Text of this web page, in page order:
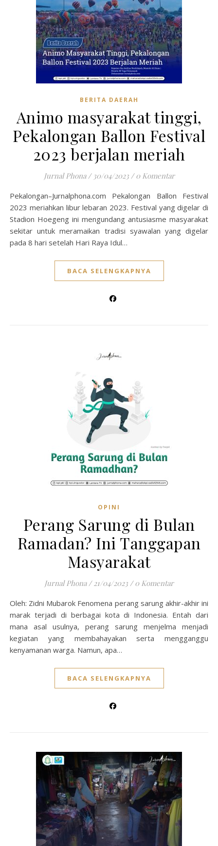
BERITA DAERAH
Animo masyarakat tinggi,
Pekalongan Ballon Festival
2023 berjalan meriah
Jurnal Phona / 30/04/2023 / 0 Komentar
Pekalongan–Jurnalphona.com Pekalongan Ballon Festival
2023 meriahkan libur lebaran 2023. Festival yang digelar di
Stadion Hoegeng ini mengundang antusiasme masyarakat
sekitar untuk meramaikan tradisi syawalan yang digelar
pada 8 hari setelah Hari Raya Idul…
BACA SELENGKAPNYA
OPINI
Perang Sarung di Bulan
Ramadan? Ini Tanggapan
Masyarakat
Jurnal Phona / 21/04/2023 / 0 Komentar
Oleh: Zidni Mubarok Fenomena perang sarung akhir-akhir ini
marak terjadi di berbagai kota di Indonesia. Entah dari
mana asal usulnya, perang sarung menjelma menjadi
kegiatan yang membahayakan serta mengganggu
kenyamanan warga. Namun, apa…
BACA SELENGKAPNYA